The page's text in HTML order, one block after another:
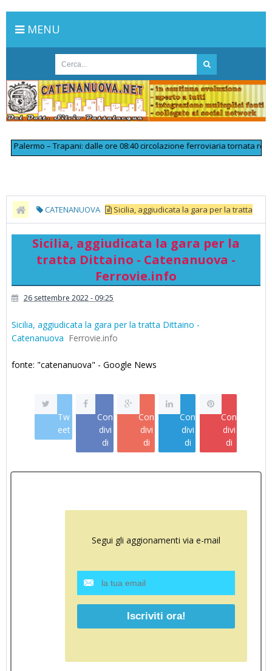
MENU
– Trapani: dalle ore 08:40 circolazione ferroviaria tornata
CATENANUOVA Sicilia, aggiudicata la gara per la tratta
Dittaino - Catenanuova - Ferrovie.info
Sicilia, aggiudicata la gara per la
tratta Dittaino - Catenanuova -
Ferrovie.info
26 settembre 2022 - 09:25
Sicilia, aggiudicata la gara per la tratta Dittaino -
Catenanuova Ferrovie.info
fonte: "catenanuova" - Google News
Tw
eet
Con
divi
di
Con
divi
di
Con
divi
di
Con
divi
di
Segui gli aggionamenti via e-mail